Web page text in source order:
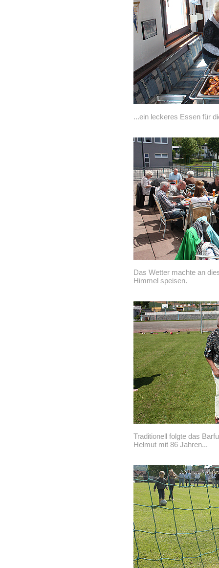
...ein leckeres Essen für
Das Wetter machte an
Himmel speisen.
Traditionell folgte das
Helmut mit 86 Jahren...